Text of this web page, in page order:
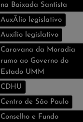
na Baixada Santista
AuxÃ­lio legislativo
Auxí­lio legislativo
Caravana da Moradia
rumo ao Governo do
Estado UMM
CDHU
Centro de São Paulo
Conselho e Fundo